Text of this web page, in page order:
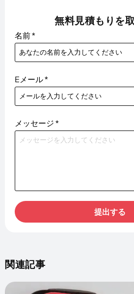
無料見積もりを
名前*
Eメール*
メッセージ *
提出する
関連記事